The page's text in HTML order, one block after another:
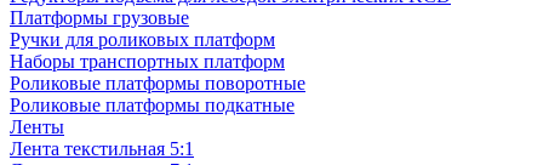
Платформы грузовые
Ручки для роликовых платформ
Наборы транспортных платформ
Роликовые платформы поворотные
Роликовые платформы подкатные
Ленты
Лента текстильная 5:1